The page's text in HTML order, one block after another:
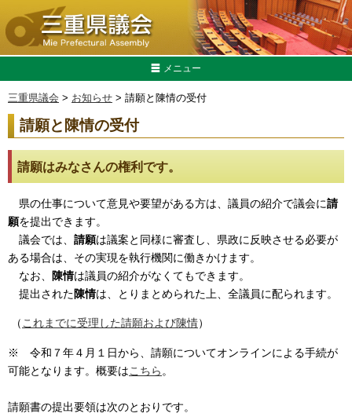
メニュー
三重県議会 > お知らせ > 請願と陳情の受付
請願と陳情の受付
請願はみなさんの権利です。
県の仕事について意見や要望がある方は、議員の紹介で議会に請
願を提出できます。
議会では、 請願は議案と同様に審査し、県政に反映させる必要が
ある場合は、その実現を執行機関に働きかけます。
なお、
陳情は議員の紹介がなくてもできます。
提出された陳情は、とりまとめられた上、全議員に配られます。
（これまでに受理した請願および陳情）
※ 令和７年４月１日から、請願についてオンラインによる手続が
可能となります。概要はこちら 。
請願書の提出要領は次のとおりです。